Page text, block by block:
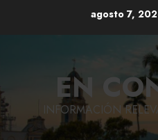
agosto 7,
EN
INFORMACIÓN